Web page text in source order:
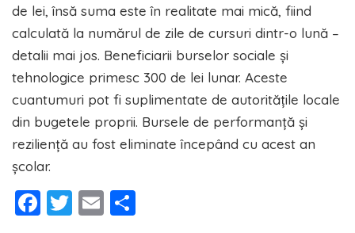
de lei, însă suma este în realitate mai mică, fiind
calculată la numărul de zile de cursuri dintr-o lună –
detalii mai jos. Beneficiarii burselor sociale și
tehnologice primesc 300 de lei lunar. Aceste
cuantumuri pot fi suplimentate de autoritățile locale
din bugetele proprii. Bursele de performanță și
reziliență au fost eliminate începând cu acest an
școlar.
Facebook
Twitter
Email